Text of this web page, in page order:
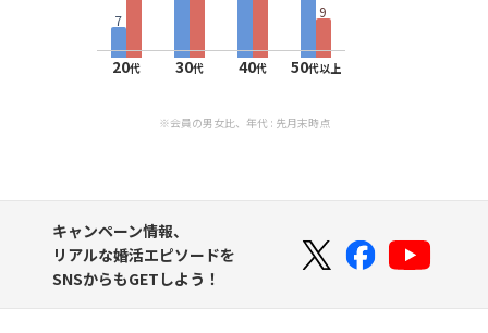
7
20代 30代 40代
9
50代以上
※会員の男女比、年代 : 先月末時点
キャンペーン情報、
リアルな婚活エピソードを
SNSからもGETしよう！